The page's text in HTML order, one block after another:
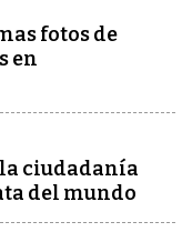
fotos de
en
la ciudadanía
del mundo